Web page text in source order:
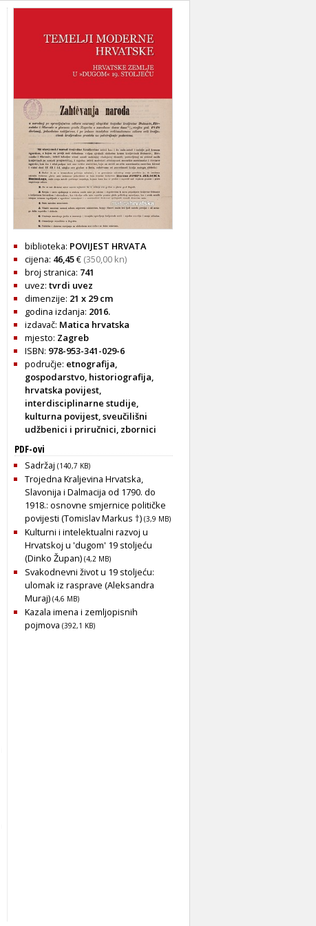
biblioteka: POVIJEST HRVATA
cijena: 46,45€ (350,00 kn)
broj stranica: 741
uvez: tvrdi uvez
dimenzije: 21 x 29 cm
godina izdanja: 2016.
izdavač: Matica hrvatska
mjesto: Zagreb
ISBN: 978-953-341-029-6
područje: etnografija,
gospodarstvo, historiografija,
hrvatska povijest,
interdisciplinarne studije,
kulturna povijest,sveučilišni
udžbenici i priručnici, zbornici
PDF-ovi
Sadržaj (140,7 KB)
Trojedna Kraljevina Hrvatska,
Slavonija i Dalmacija od 1790. do
1918.: osnovne smjernice političke
povijesti (Tomislav Markus †) (3,9 MB)
Kulturni i intelektualni razvoj u
Hrvatskoj u 'dugom' 19 stoljeću
(Dinko Župan) (4,2 MB)
Svakodnevni život u 19 stoljeću:
ulomak iz rasprave (Aleksandra
Muraj) (4,6 MB)
Kazala imena i zemljopisnih
pojmova (392,1 KB)